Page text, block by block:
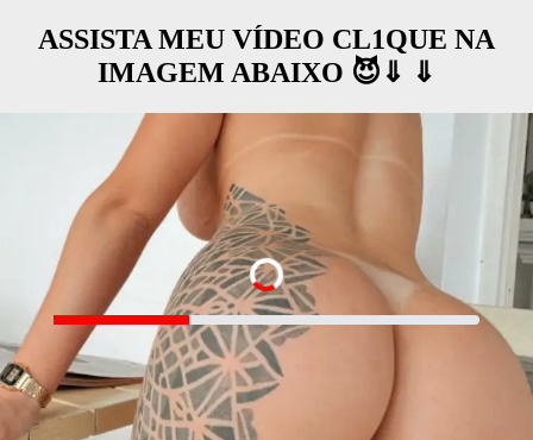
ASSISTA MEU VÍDEO CL1QUE NA
IMAGEM ABAIXO 😈⇓ ⇓